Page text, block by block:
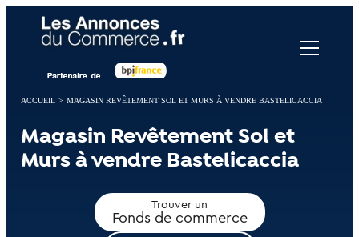
ACCUEIL > MAGASIN REVÊTEMENT SOL ET MURS À VENDRE BASTELICACCIA
Magasin Revêtement Sol et
Murs à vendre Bastelicaccia
Trouver un
Fonds de commerce
Panneau de gestion des cookies